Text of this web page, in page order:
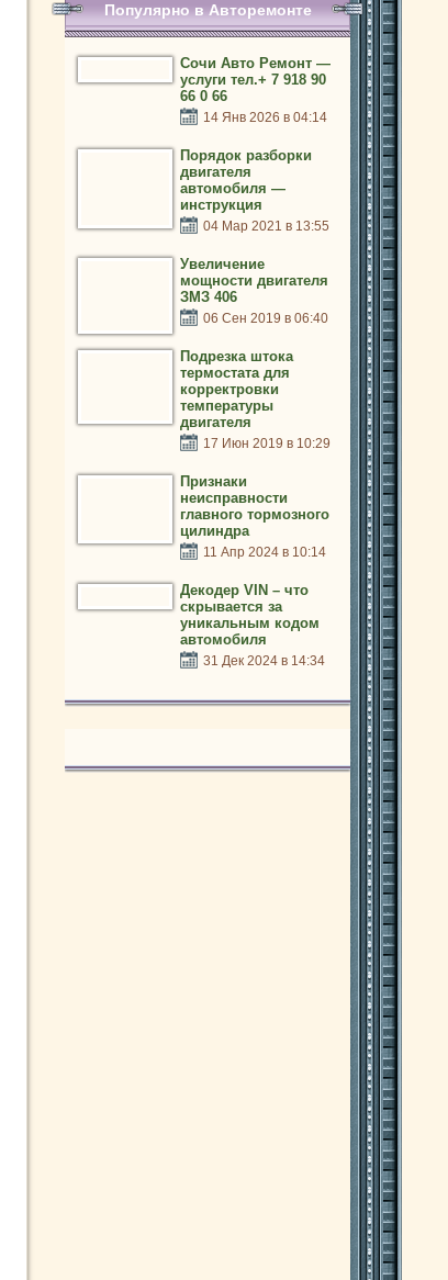
Популярно в Авторемонте
Сочи Авто Ремонт —
услуги тел.+ 7 918 90
66 0 66
14 Янв 2026 в 04:14
Порядок разборки
двигателя
автомобиля —
инструкция
04 Мар 2021 в 13:55
Увеличение
мощности двигателя
ЗМЗ 406
06 Сен 2019 в 06:40
Подрезка штока
термостата для
корректровки
температуры
двигателя
17 Июн 2019 в 10:29
Признаки
неисправности
главного тормозного
цилиндра
11 Апр 2024 в 10:14
Декодер VIN – что
скрывается за
уникальным кодом
автомобиля
31 Дек 2024 в 14:34